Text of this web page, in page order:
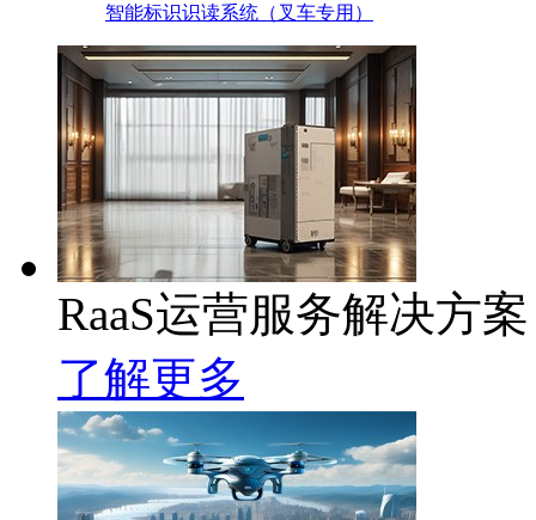
智能标识识读系统（叉车专用）
RaaS运营服务解决方案
了解更多